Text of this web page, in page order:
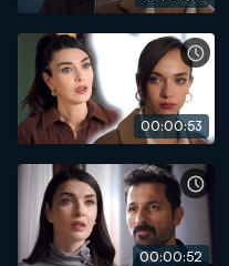
00:00:53
00:00:52